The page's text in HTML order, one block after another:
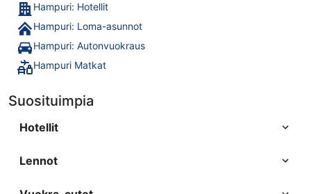
Hampuri: Hotellit
Hampuri: Loma-asunnot
Hampuri: Autonvuokraus
Hampuri Matkat
Suosituimpia
Hotellit
Lennot